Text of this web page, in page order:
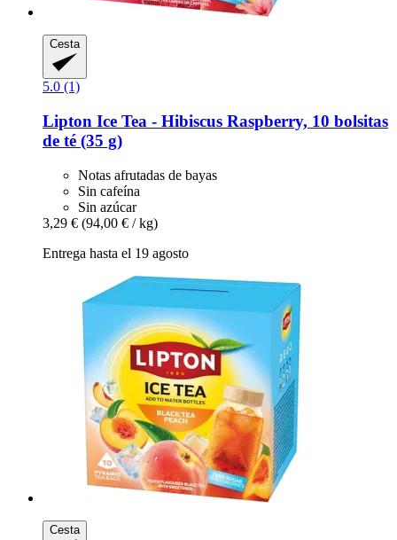
Cesta
5.0 (1)
Lipton Ice Tea -​ Hibiscus Raspberry, 10 bolsitas
de té (35 g)
Notas afrutadas de bayas
Sin cafeína
Sin azúcar
3,29 € (94,00 € / kg)
Entrega hasta el 19 agosto
Cesta